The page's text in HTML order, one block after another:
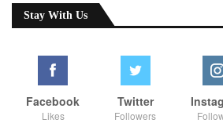
Stay With Us
Facebook
Likes
Twitter
Followers